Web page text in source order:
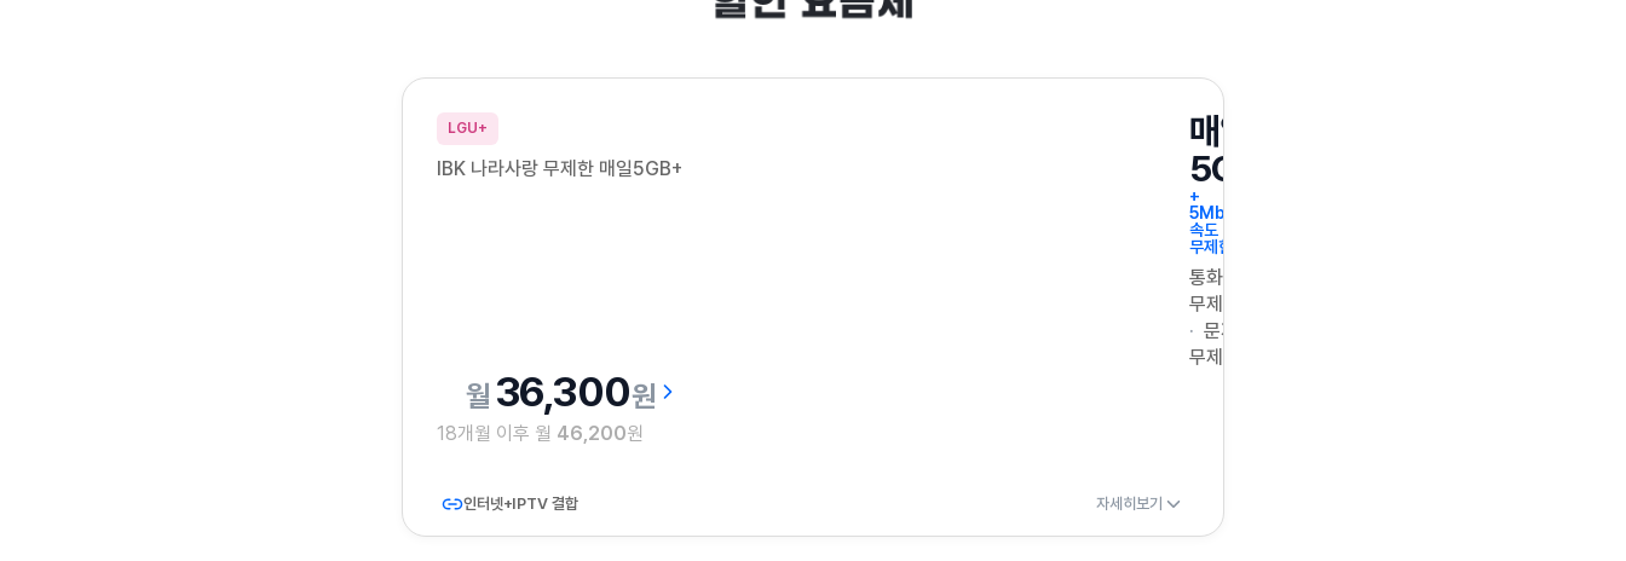
LGU+
IBK 나라사랑 무제한 매일5GB+
매일
5GB
+
5Mbps
속도
무제한
통화
무제한
문자
무제한
36,300원
18개월 이후 월 46,200원
인터넷+IPTV 결합 자세히보기